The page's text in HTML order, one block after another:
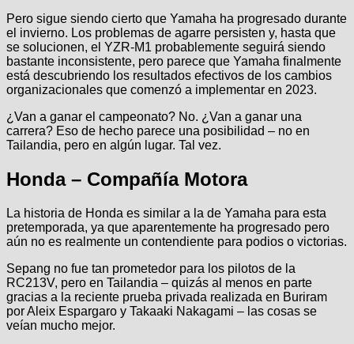
Pero sigue siendo cierto que Yamaha ha progresado durante
el invierno. Los problemas de agarre persisten y, hasta que
se solucionen, el YZR-M1 probablemente seguirá siendo
bastante inconsistente, pero parece que Yamaha finalmente
está descubriendo los resultados efectivos de los cambios
organizacionales que comenzó a implementar en 2023.
¿Van a ganar el campeonato? No. ¿Van a ganar una
carrera? Eso de hecho parece una posibilidad – no en
Tailandia, pero en algún lugar. Tal vez.
Honda – Compañía Motora
La historia de Honda es similar a la de Yamaha para esta
pretemporada, ya que aparentemente ha progresado pero
aún no es realmente un contendiente para podios o victorias.
Sepang no fue tan prometedor para los pilotos de la
RC213V, pero en Tailandia – quizás al menos en parte
gracias a la reciente prueba privada realizada en Buriram
por Aleix Espargaro y Takaaki Nakagami – las cosas se
veían mucho mejor.